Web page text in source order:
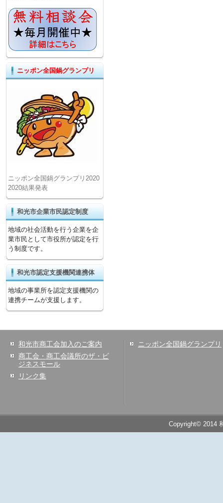
ニッポン全国鍋グランプリ
ニッポン全国鍋グランプリ2020
2020結果発表
和光市企業市民認定制度
地域の社会活動を行う企業を企
業市民として市役所が認定を行
う制度です。
和光市認定支援機関連携体
地域の事業所を認定支援機関の
連携チームが支援します。
和光市商工会加入のご案内
商工会・商工会議所のザ・ビ
ジネスモール
リンク集
ニッポン全国鍋グランプリ
Copyright© 2014